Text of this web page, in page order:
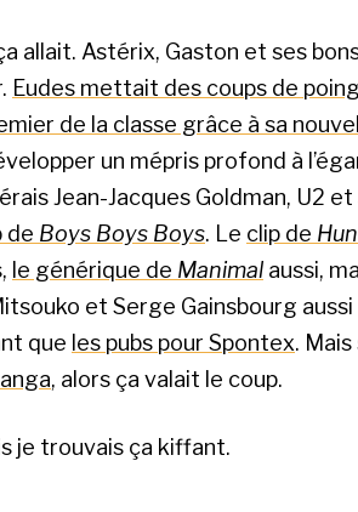
allait. Astérix, Gaston et ses
Eudes mettait des coups de
de la classe grâce à sa
un mépris profond à
Jean-Jacques Goldman, U2
de Boys Boys Boys. Le clip de
le générique de Manimal aussi,
et Serge Gainsbourg
que les pubs pour Spontex.
, alors ça valait le coup.
je trouvais ça kiffant.